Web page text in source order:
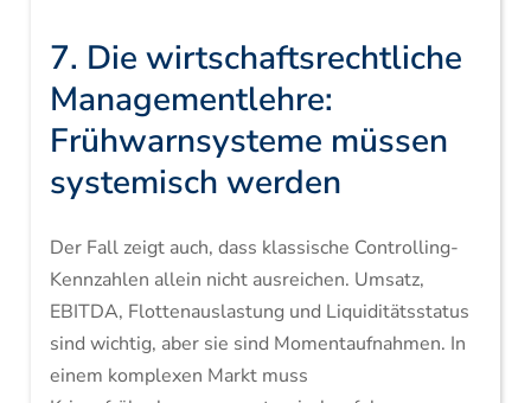
7. Die wirtschaftsrechtliche
Managementlehre:
Frühwarnsysteme müssen
systemisch werden
Der Fall zeigt auch, dass klassische Controlling-
Kennzahlen allein nicht ausreichen. Umsatz,
EBITDA, Flottenauslastung und Liquiditätsstatus
sind wichtig, aber sie sind Momentaufnahmen. In
einem komplexen Markt muss